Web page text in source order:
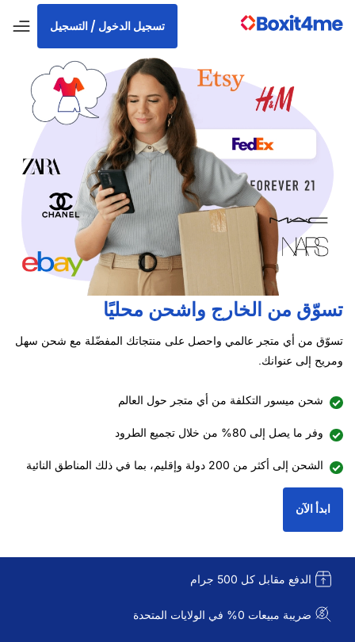
تسجيل الدخول / التسجيل
تسوّق من الخارج واشحن محليًا
تسوّق من أي متجر عالمي واحصل على منتجاتك المفضّلة مع شحن سهل
ومريح إلى عنوانك.
شحن ميسور التكلفة من أي متجر حول العالم
وفر ما يصل إلى 80% من خلال تجميع الطرود
الشحن إلى أكثر من 200 دولة وإقليم، بما في ذلك المناطق النائية
ابدأ الآن
الدفع مقابل كل 500 جرام
ضريبة مبيعات 0% في الولايات المتحدة